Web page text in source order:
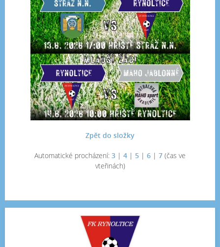
Zpět do složky
Automatické procházení: 3 | 4 | 5 | 6 | 7 (čas ve
vteřinách)